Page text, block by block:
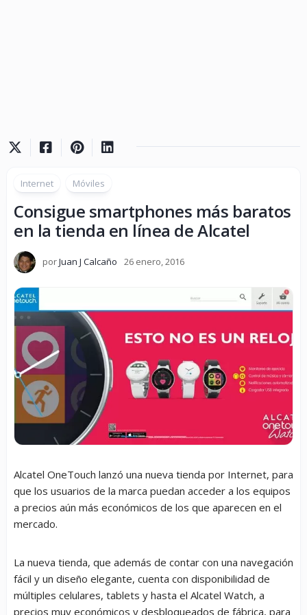
Internet Móviles
Consigue smartphones más baratos
en la tienda en línea de Alcatel
porJuan J Calcaño 26 enero, 2016
Alcatel OneTouch lanzó una nueva tienda por Internet, para
que los usuarios de la marca puedan acceder a los equipos
a precios aún más económicos de los que aparecen en el
mercado.
La nueva tienda, que además de contar con una navegación
fácil y un diseño elegante, cuenta con disponibilidad de
múltiples celulares, tablets y hasta el Alcatel Watch, a
precios muy económicos y desbloqueados de fábrica, para